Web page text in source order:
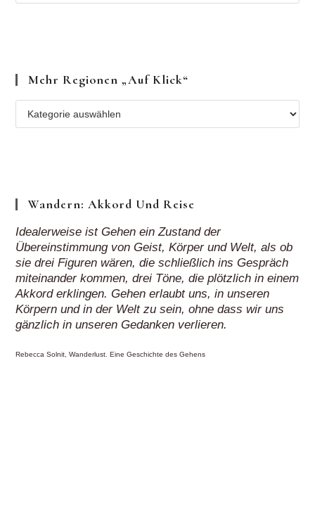
Mehr Regionen „auf Klick“
Regionen
Wandern: Akkord Und Reise
Idealerweise ist Gehen ein Zustand der
Übereinstimmung von Geist, Körper und Welt, als ob
sie drei Figuren wären, die schließlich ins Gespräch
miteinander kommen, drei Töne, die plötzlich in einem
Akkord erklingen. Gehen erlaubt uns, in unseren
Körpern und in der Welt zu sein, ohne dass wir uns
gänzlich in unseren Gedanken verlieren.
Rebecca Solnit, Wanderlust. Eine Geschichte des Gehens